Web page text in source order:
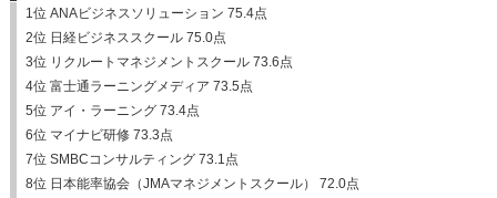
1位 ANAビジネスソリューション 75.4点
2位 日経ビジネススクール 75.0点
3位 リクルートマネジメントスクール 73.6点
4位 富士通ラーニングメディア 73.5点
5位 アイ・ラーニング 73.4点
6位 マイナビ研修 73.3点
7位 SMBCコンサルティング 73.1点
8位 日本能率協会（JMAマネジメントスクール） 72.0点